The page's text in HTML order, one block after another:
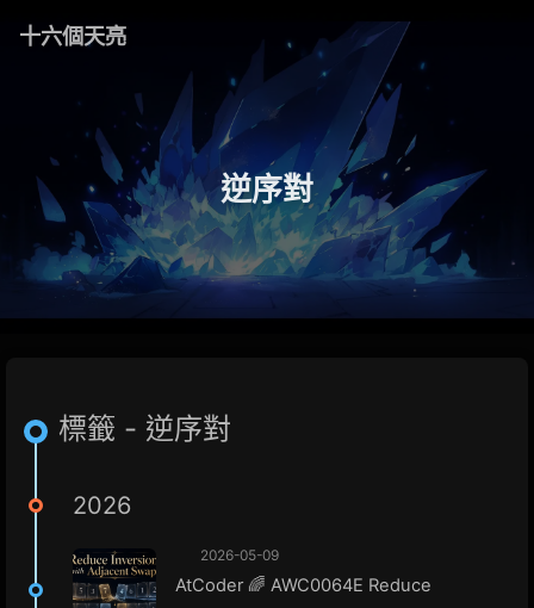
十六個天亮
逆序對
標籤 - 逆序對
2026
2026-05-09
AtCoder 🌈 AWC0064E Reduce